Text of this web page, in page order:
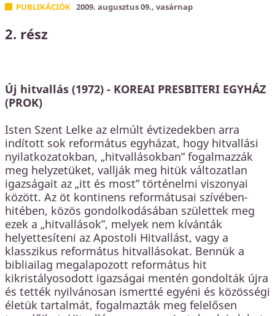
PUBLIKÁCIÓK 2009. augusztus 09., vasárnap
2. rész
Új hitvallás (1972) - KOREAI PRESBITERI EGYHÁZ
(PROK)
Isten Szent Lelke az elmúlt évtizedekben arra
indított sok református egyházat, hogy hitvallási
nyilatkozatokban, „hitvallásokban” fogalmazzák
meg helyzetüket, vallják meg hitük változatlan
igazságait az „itt és most” történelmi viszonyai
között. Az öt kontinens reformátusai szívében-
hitében, közös gondolkodásában születtek meg
ezek a „hitvallások”, melyek nem kívánták
helyettesíteni az Apostoli Hitvallást, vagy a
klasszikus református hitvallásokat. Bennük a
bibliailag megalapozott református hit
kikristályosodott igazságai mentén gondolták újra
és tették nyilvánosan ismertté egyéni és közösségi
életük tartalmát, fogalmazták meg felelősen